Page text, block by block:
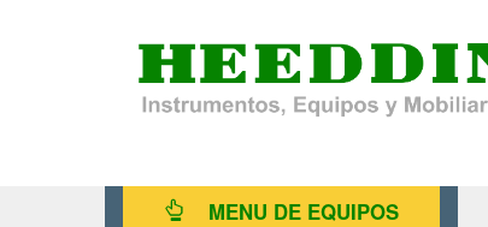
MENU DE EQUIPOS